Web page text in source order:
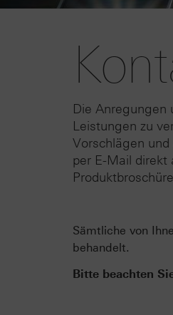
Die Anregungen
Leistungen zu
Vorschlägen
per E-Mail direkt
Sämtliche von
behandelt.
Bitte beachten